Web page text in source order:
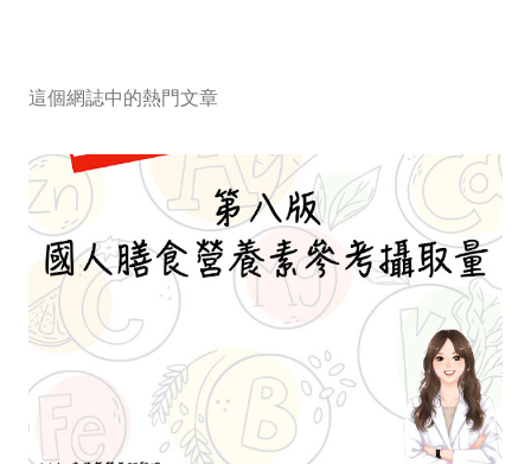
這個網誌中的熱門文章